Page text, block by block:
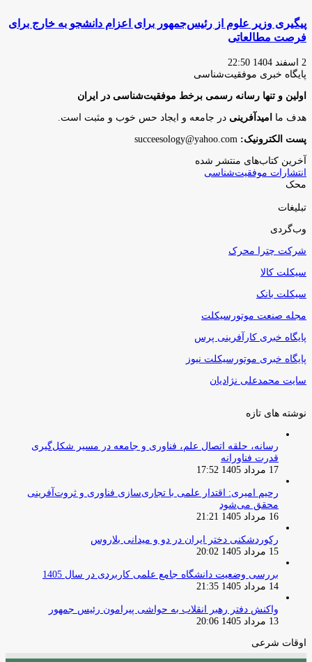
پیگیری وزیر علوم از رئیس‌جمهور برای اعزام دانشجو به خارج برای
فرصت مطالعاتی
2 اسفند 1404 22:50
پایگاه‌ خبری موفقیت‌شناسی
اولین و تنها رسانه رسمی برخط موفقیت‌شناسی در ایران
هدف ما امیدآفرینی در جامعه و ایجاد حس خوب و مثبت است.
پست الکترونیک:
آخرین کتاب‌های منتشر شده
انتشارات موفقیت‌شناسی
محک
تبلیغات
وب‌گردی
شرکت چترا محرک
سیکلت کالا
سیکلت بانک
مجله صنعت موتورسیکلت
پایگاه خبری کارآفرینی پرس
پایگاه خبری موتورسیکلت نیوز
سایت محمدعلی نژادیان
نوشته های تازه
رسانه، حلقه اتصال علم، فناوری و جامعه در مسیر شکل‌گیری
قدرت فناورانه
17 مرداد 1405 17:52
رحیم امیری: اقتدار علمی با تجاری‌سازی فناوری و ثروت‌آفرینی
محقق می‌شود
16 مرداد 1405 21:21
رکوردشکنی دختر ایران در دو و میدانی بلاروس
15 مرداد 1405 20:02
بررسی وضعیت دانشگاه جامع علمی کاربردی در سال 1405
14 مرداد 1405 21:35
واکنش دفتر رهبر انقلاب به حواشی پیرامون رئیس جمهور
13 مرداد 1405 20:06
اوقات شرعی